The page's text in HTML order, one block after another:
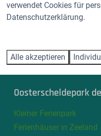
dieser
Bezahlen Sie
Oosterscheldepark
Kleiner Ferienpark
Ferienhäuser in Zeeland
verwendet Cookies für
Datenschutzerklärung.
Alle akzeptieren